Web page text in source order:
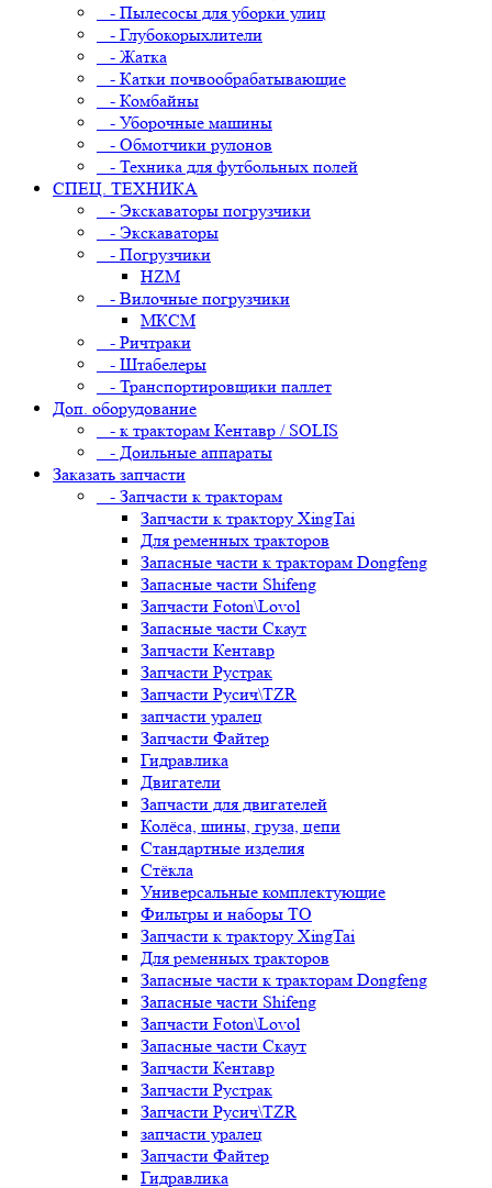
- Пылесосы для уборки улиц
- Глубокорыхлители
- Жатка
- Катки почвообрабатывающие
- Комбайны
- Уборочные машины
- Обмотчики рулонов
- Техника для футбольных полей
СПЕЦ. ТЕХНИКА
- Экскаваторы погрузчики
- Экскаваторы
- Погрузчики
HZM
- Вилочные погрузчики
МКСМ
- Ричтраки
- Штабелеры
- Транспортировщики паллет
Доп. оборудование
- к тракторам Кентавр / SOLIS
- Доильные аппараты
Заказать запчасти
- Запчасти к тракторам
Запчасти к трактору XingTai
Для ременных тракторов
Запасные части к тракторам Dongfeng
Запасные части Shifeng
Запчасти Foton\Lovol
Запасные части Скаут
Запчасти Кентавр
Запчасти Рустрак
Запчасти Русич\TZR
запчасти уралец
Запчасти Файтер
Гидравлика
Двигатели
Запчасти для двигателей
Колёса, шины, груза, цепи
Стандартные изделия
Стёкла
Универсальные комплектующие
Фильтры и наборы ТО
Запчасти к трактору XingTai
Для ременных тракторов
Запасные части к тракторам Dongfeng
Запасные части Shifeng
Запчасти Foton\Lovol
Запасные части Скаут
Запчасти Кентавр
Запчасти Рустрак
Запчасти Русич\TZR
запчасти уралец
Запчасти Файтер
Гидравлика